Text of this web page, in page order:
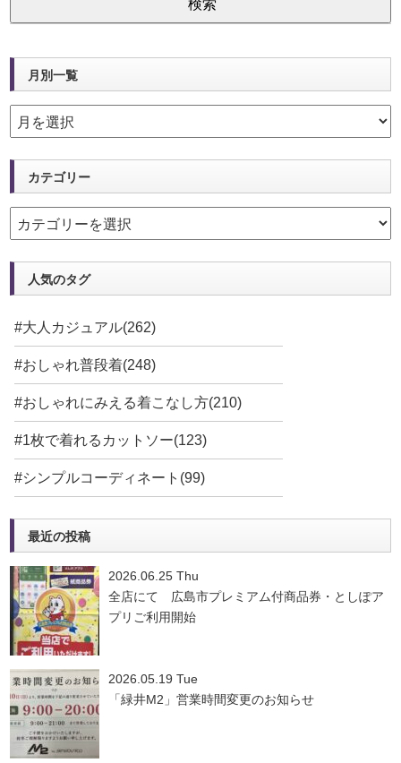
月別一覧
カテゴリー
人気のタグ
#大人カジュアル(262)
#おしゃれ普段着(248)
#おしゃれにみえる着こなし方(210)
#1枚で着れるカットソー(123)
#シンプルコーディネート(99)
最近の投稿
2026.06.25 Thu
全店にて 広島市プレミアム付商品券・としぽア
プリご利用開始
2026.05.19 Tue
「緑井M2」営業時間変更のお知らせ